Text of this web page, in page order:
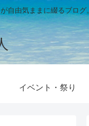
自由気ままに綴るブログ。
イベント・祭り